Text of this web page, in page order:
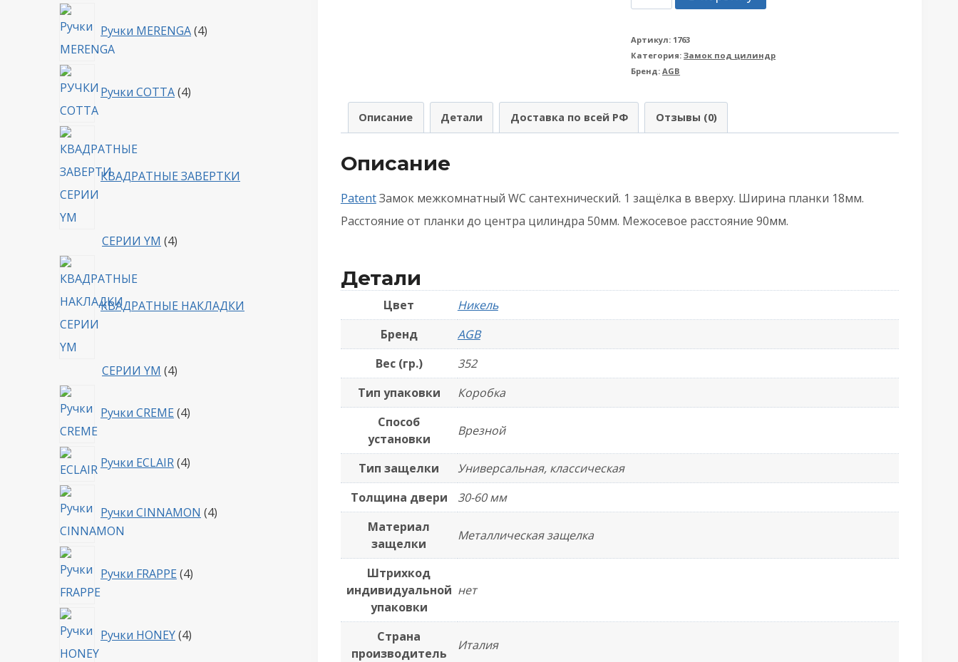
товара
Защелка
врезная
(АГБ)
вверху
-
Артикул: 1763
Категория:Замок под цилиндр
Бренд:AGB
Описание Детали Доставка по всей РФ Отзывы (0)
Описание
PatentЗамок межкомнатный WC сантехнический. 1 защёлка в вверху. Ширина планки 18мм.
Расстояние от планки до центра цилиндра 50мм. Межосевое расстояние 90мм.
Детали
Цвет
Никель
Бренд
AGB
Вес (гр.)
352
Тип упаковки
Коробка
Способ
установки
Врезной
Тип защелки
Универсальная, классическая
Толщина двери
30-60 мм
Материал
защелки
Металлическая защелка
Штрихкод
индивидуальной
упаковки
нет
Страна
производитель
Италия
Ручки MERENGA 4товара
Ручки COTTA 4товара
КВАДРАТНЫЕ ЗАВЕРТКИ
СЕРИИ YM 44
КВАДРАТНЫЕ НАКЛАДКИ
СЕРИИ YM 44
Ручки CREME 4товара
Ручки ECLAIR 44
Ручки CINNAMON 4товара
Ручки FRAPPE 4товара
Ручки HONEY 4товара